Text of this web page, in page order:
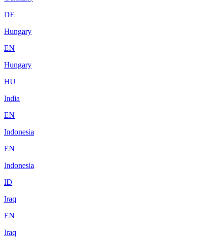
DE
Hungary
EN
Hungary
HU
India
EN
Indonesia
EN
Indonesia
ID
Iraq
EN
Iraq